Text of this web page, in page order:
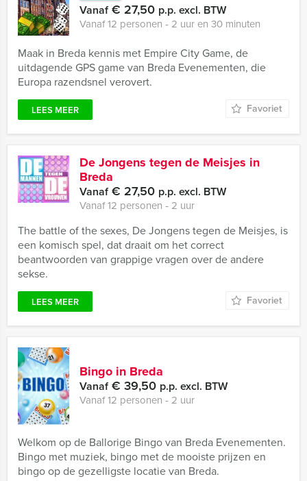
Vanaf€ 27,50 p.p. excl. BTW
Vanaf 12 personen ‐ 2 uur en 30 minuten
Maak in Breda kennis met Empire City Game, de
uitdagende GPS game van Breda Evenementen, die
Europa razendsnel verovert.
LEES MEER Favoriet
De Jongens tegen de Meisjes in
Breda
Vanaf€ 27,50 p.p. excl. BTW
Vanaf 12 personen ‐ 2 uur
The battle of the sexes, De Jongens tegen de Meisjes, is
een komisch spel, dat draait om het correct
beantwoorden van grappige vragen over de andere
sekse.
LEES MEER Favoriet
Bingo in Breda
Vanaf€ 39,50 p.p. excl. BTW
Vanaf 12 personen ‐ 2 uur
Welkom op de Ballorige Bingo van Breda Evenementen.
Bingo met muziek, bingo met de mooiste prijzen en
bingo op de gezelligste locatie van Breda.